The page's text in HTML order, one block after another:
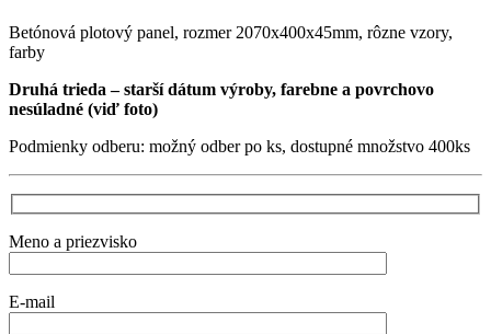
Betónová plotový panel, rozmer 2070x400x45mm, rôzne vzory,
farby
Druhá trieda – starší dátum výroby, farebne a povrchovo
nesúladné (viď foto)
Podmienky odberu: možný odber po ks, dostupné množstvo 400ks
Meno a priezvisko
E-mail